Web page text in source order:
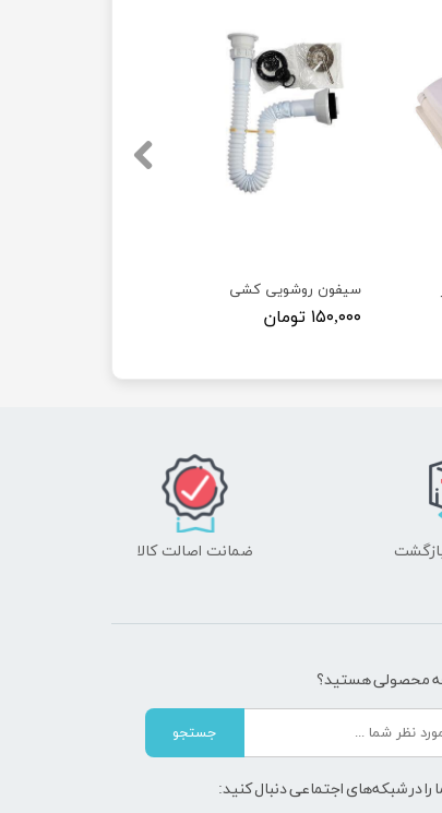
سیفون روشویی کشی
۱۵۰,۰۰۰ تومان
ضمانت اصالت کالا
چه محصولی هستید؟
جستجو
را در شبکه‌های اجتماعی دنبال کنید: